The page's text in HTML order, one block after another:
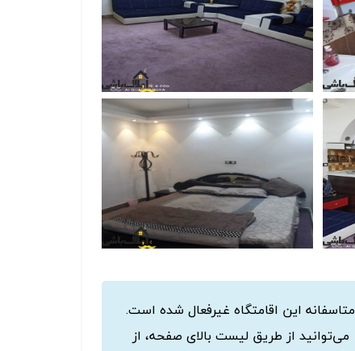
متاسفانه این اقامتگاه غیرفعال شده است.
می‌توانید از طریق لیست بالای صفحه، از